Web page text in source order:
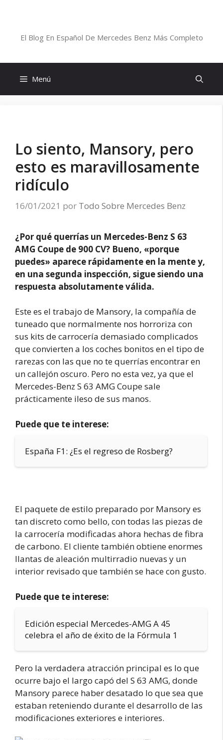
El Blog En Español De Mercedes Benz Más Completo
Menú
Lo siento, Mansory, pero
esto es maravillosamente
ridículo
16/01/2021 por Todo Sobre Mercedes Benz
¿Por qué querrías un Mercedes-Benz S 63
AMG Coupe de 900 CV? Bueno, «porque
puedes» aparece rápidamente en la mente y,
en una segunda inspección, sigue siendo una
respuesta absolutamente válida.
Este es el trabajo de Mansory, la compañía de
tuneado que normalmente nos horroriza con
sus kits de carrocería demasiado complicados
que convierten a los coches bonitos en el tipo de
rarezas con las que no te querrías encontrar en
un callejón oscuro. Pero no esta vez, ya que el
Mercedes-Benz S 63 AMG Coupe sale
prácticamente ileso de sus manos.
Puede que te interese:
España F1: ¿Es el regreso de Rosberg?
El paquete de estilo preparado por Mansory es
tan discreto como bello, con todas las piezas de
la carrocería modificadas ahora hechas de fibra
de carbono. El cliente también obtiene enormes
llantas de aleación multirradio nuevas y un
interior revisado que también se hace con gusto.
Puede que te interese:
Edición especial Mercedes-AMG A 45
celebra el año de éxito de la Fórmula 1
Pero la verdadera atracción principal es lo que
ocurre bajo el largo capó del S 63 AMG, donde
Mansory parece haber desatado lo que sea que
estaban reteniendo durante el desarrollo de las
modificaciones exteriores e interiores.